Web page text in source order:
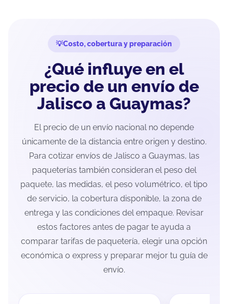
Costo, cobertura y preparación
¿Qué influye en el
precio de un envío de
Jalisco a Guaymas?
El precio de un envío nacional no depende
únicamente de la distancia entre origen y destino.
Para cotizar envíos de Jalisco a Guaymas, las
paqueterías también consideran el peso del
paquete, las medidas, el peso volumétrico, el tipo
de servicio, la cobertura disponible, la zona de
entrega y las condiciones del empaque. Revisar
estos factores antes de pagar te ayuda a
comparar tarifas de paquetería, elegir una opción
económica o express y preparar mejor tu guía de
envío.